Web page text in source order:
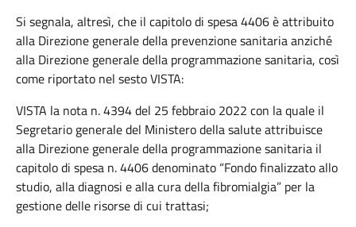
Si segnala, altresì, che il capitolo di spesa 4406 è attribuito
alla Direzione generale della prevenzione sanitaria anziché
alla Direzione generale della programmazione sanitaria, così
come riportato nel sesto VISTA:
VISTA la nota n. 4394 del 25 febbraio 2022 con la quale il
Segretario generale del Ministero della salute attribuisce
alla Direzione generale della programmazione sanitaria il
capitolo di spesa n. 4406 denominato “Fondo finalizzato allo
studio, alla diagnosi e alla cura della fibromialgia” per la
gestione delle risorse di cui trattasi;